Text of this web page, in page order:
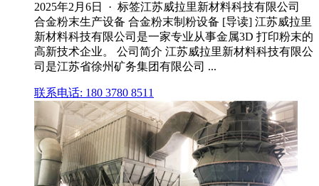
2025年2月6日 · 标签江苏威拉里新材料科技有限公司
合金粉末生产设备 合金粉末制粉设备 [导读] 江苏威拉里
新材料科技有限公司是一家专业从事金属3D 打印粉末的
高新技术企业。 公司简介 江苏威拉里新材料科技有限公
司是江苏省徐州矿务集团有限公司 ...
联系电话: 180 3780 8511